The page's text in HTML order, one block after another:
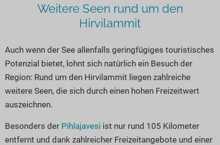
alle Länder…
Weitere Seen rund um den
Hirvilammit
Auch wenn der See allenfalls geringfügiges touristisches
Potenzial bietet, lohnt sich natürlich ein Besuch der
Region: Rund um den Hirvilammit liegen zahlreiche
weitere Seen, die sich durch einen hohen Freizeitwert
auszeichnen.
Besonders der Pihlajavesi ist nur rund 105 Kilometer
entfernt und dank zahlreicher Freizeitangebote und einer